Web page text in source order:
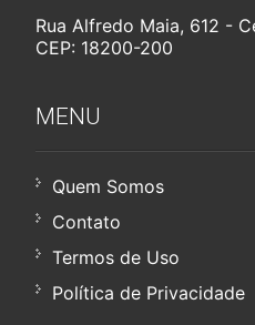
Rua Alfredo Maia, 612 -
CEP: 18200-200
MENU
Quem Somos
Contato
Termos de Uso
Política de Privacidade